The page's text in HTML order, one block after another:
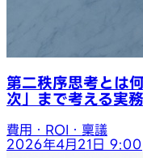
第二秩序思考とは
次」まで考える実
費用・ROI・稟議
2026年4月21日 9:00